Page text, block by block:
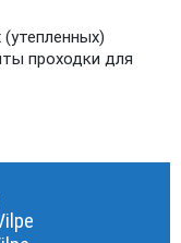
проходки для